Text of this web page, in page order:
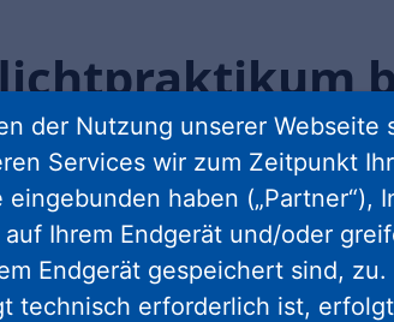
Erfahrung sammeln und
bekommen. Folgende
der Nutzung unserer Webseite
Services wir zum Zeitpunkt
eingebunden haben („Partner“),
Ihrem Endgerät und/oder
Endgerät gespeichert sind,
technisch erforderlich ist,